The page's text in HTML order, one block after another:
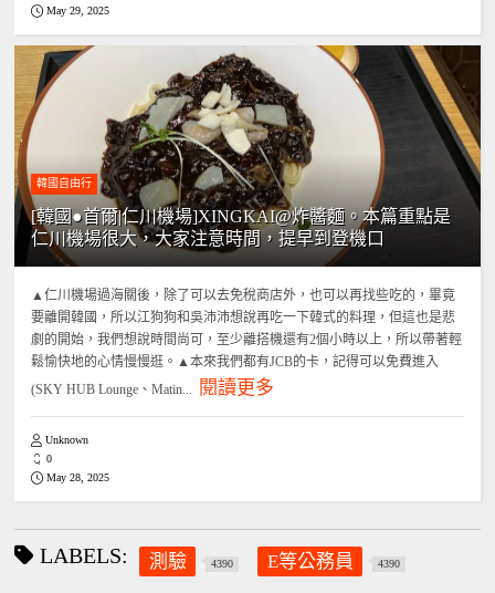
May 29, 2025
韓國自由行
[韓國●首爾|仁川機場]XINGKAI@炸醬麵。本篇重點是
仁川機場很大，大家注意時間，提早到登機口
▲仁川機場過海關後，除了可以去免稅商店外，也可以再找些吃的，畢竟
要離開韓國，所以江狗狗和吳沛沛想說再吃一下韓式的料理，但這也是悲
劇的開始，我們想說時間尚可，至少離搭機還有2個小時以上，所以帶著輕
鬆愉快地的心情慢慢逛。▲本來我們都有JCB的卡，記得可以免費進入
(SKY HUB Lounge、Matin...
閱讀更多
Unknown
0
May 28, 2025
LABELS: 測驗 4390 E等公務員 4390